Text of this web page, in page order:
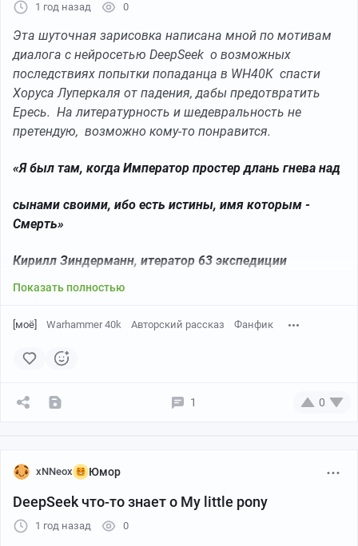
1 год назад 0
Эта шуточная зарисовка написана мной по мотивам
диалога с нейросетью DeepSeek о возможных
последствиях попытки попаданца в WH40K спасти
Хоруса Луперкаля от падения, дабы предотвратить
Ересь. На литературность и шедевральность не
претендую, возможно кому-то понравится.
«Я был там, когда Император простер длань гнева над
сынами своими, ибо есть истины, имя которым -
Смерть»
Кирилл Зиндерманн, итератор 63 экспедиции
Показать полностью
[моё] Warhammer 40k Авторский рассказ Фанфик
1 0
xNNeox Юмор
DeepSeek что-то знает о My little pony
1 год назад 0